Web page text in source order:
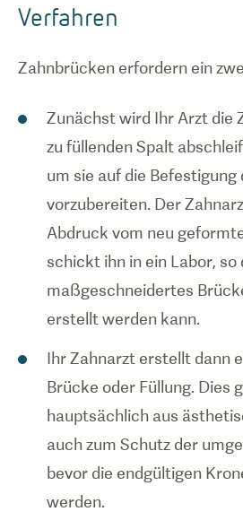
Verfahren
Zahnbrücken erfordern ein
Zunächst wird Ihr Arzt die
zu füllenden Spalt
um sie auf die Befestigung
vorzubereiten. Der
Abdruck vom neu
schickt ihn in ein Labor, so
maßgeschneidertes
erstellt werden kann.
Ihr Zahnarzt erstellt dann
Brücke oder Füllung. Dies
hauptsächlich aus
auch zum Schutz der
bevor die endgültigen
werden.